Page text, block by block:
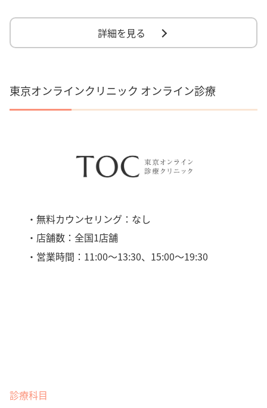
詳細を見る
東京オンラインクリニック オンライン診療
・無料カウンセリング：なし
・店舗数：全国1店舗
・営業時間：11:00〜13:30、15:00〜19:30
診療科目